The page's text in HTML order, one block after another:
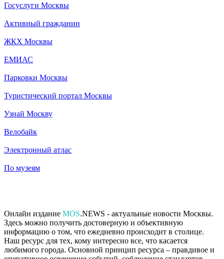
Госуслуги Москвы
Активный гражданин
ЖКХ Москвы
ЕМИАС
Парковки Москвы
Туристический портал Москвы
Узнай Москву
Велобайк
Электронный атлас
По музеям
Онлайн издание MOS.NEWS - актуальные новости Москвы.
Здесь можно получить достоверную и объективную
информацию о том, что ежедневно происходит в столице.
Наш ресурс для тех, кому интересно все, что касается
любимого города. Основной принцип ресурса – правдивое и